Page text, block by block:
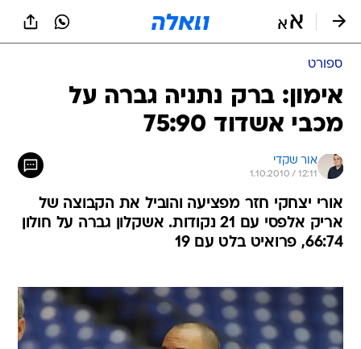
ספורט
אימון: ברק נתניה גברה על
מכבי אשדוד 75:90
אור שקדי
1.10.2010 / 12:11
אורי יצחקי חזר מפציעה והוביל את הקבוצה של
אריק אלפסי עם 21 נקודות. אשקלון גברה על חולון
66:74, פרואיט בלט עם 19